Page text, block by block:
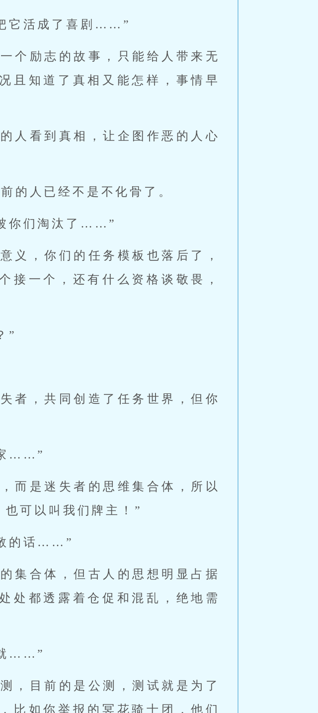
它活成了喜剧……”
个励志的故事，只能给人带来无
且知道了真相又能怎样，事情早
人看到真相，让企图作恶的人心
的人已经不是不化骨了。
你们淘汰了……”
义，你们的任务模板也落后了，
接一个，还有什么资格谈敬畏，
”
者，共同创造了任务世界，但你
……”
而是迷失者的思维集合体，所以
可以叫我们牌主！”
的话……”
集合体，但古人的思想明显占据
处都透露着仓促和混乱，绝地需
……”
，目前的是公测，测试就是为了
比如你举报的冥花骑士团，他们